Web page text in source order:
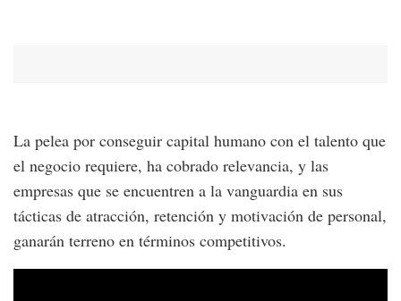
La pelea por conseguir capital humano con el talento que
el negocio requiere, ha cobrado relevancia, y las
empresas que se encuentren a la vanguardia en sus
tácticas de atracción, retención y motivación de personal,
ganarán terreno en términos competitivos.